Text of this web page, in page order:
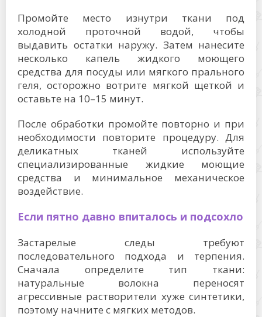
Промойте место изнутри ткани под
холодной проточной водой, чтобы
выдавить остатки наружу. Затем нанесите
несколько капель жидкого моющего
средства для посуды или мягкого прального
геля, осторожно вотрите мягкой щеткой и
оставьте на 10–15 минут.
После обработки промойте повторно и при
необходимости повторите процедуру. Для
деликатных тканей используйте
специализированные жидкие моющие
средства и минимальное механическое
воздействие.
Если пятно давно впиталось и подсохло
Застарелые следы требуют
последовательного подхода и терпения.
Сначала определите тип ткани:
натуральные волокна переносят
агрессивные растворители хуже синтетики,
поэтому начните с мягких методов.